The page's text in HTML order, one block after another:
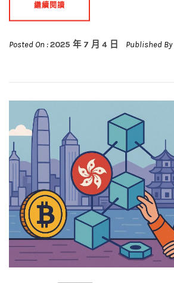
繼續閱讀
Posted On :2025 年 7 月 4 日 Published By